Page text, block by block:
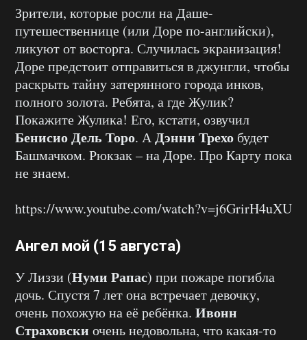
Зрители, которые росли на Даше-
путешественнице (или Доре по-английски),
ликуют от восторга. Случилась экранизация!
Доре предстоит отправиться в джунгли, чтобы
раскрыть тайну затерянного города инков,
полного золота. Ребята, а где Жулик?
Покажите Жулика! Его, кстати, озвучил
Бенисио Дель Торо. АДэнни Трехо будет
Башмачком. Рюкзак – на Доре. Про Карту пока
не знаем.
https://www.youtube.com/watch?v=j6GrirH4uXU
Ангел мой (15 августа)
У Лиззи (Нуми Рапас) при пожаре погибла
дочь. Спустя 7 лет она встречает девочку,
очень похожую на её ребёнка. Ивонн
Страховски очень недовольна, что какая-то